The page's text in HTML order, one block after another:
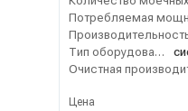
Тип оборудования
Цена